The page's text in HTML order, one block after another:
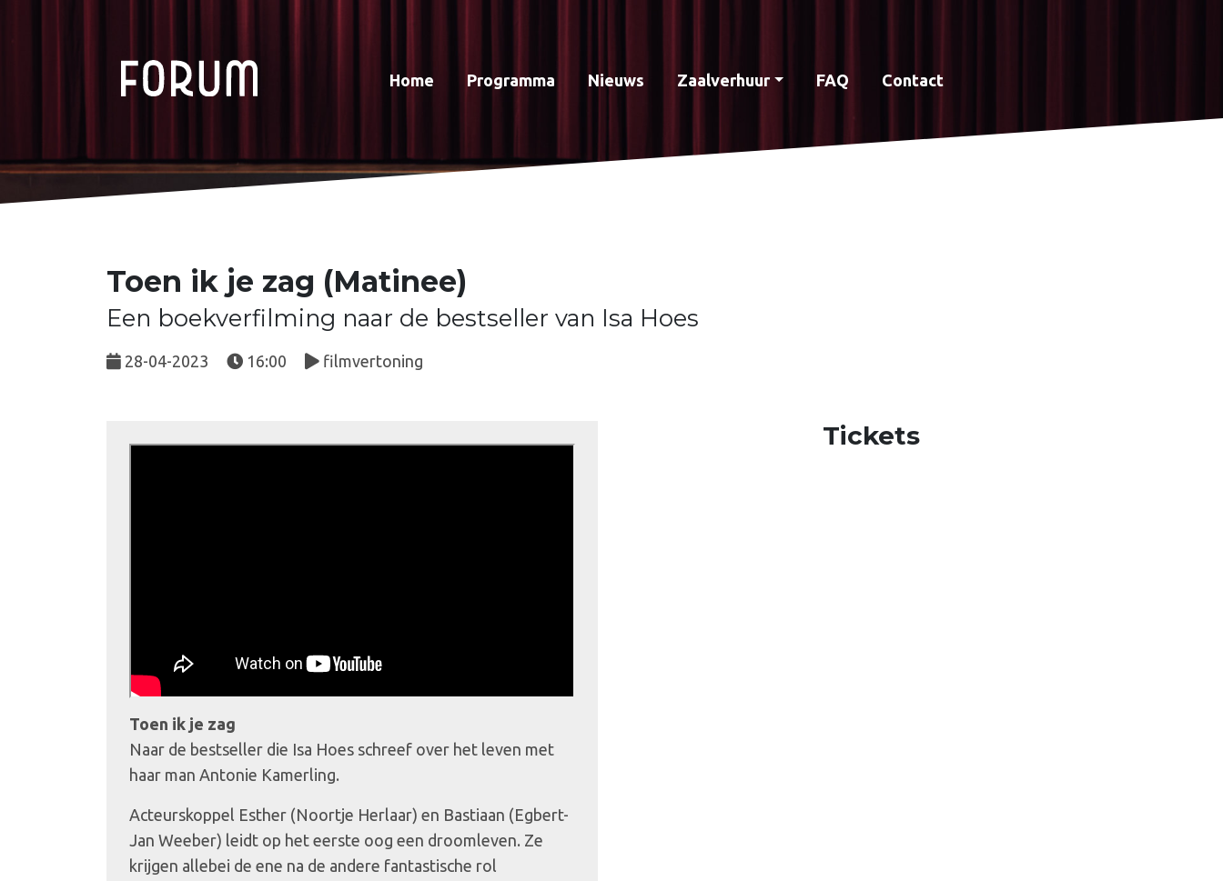
Home Programma Nieuws Zaalverhuur FAQ Contact
Toen ik je zag (Matinee)
Een boekverfilming naar de bestseller van Isa Hoes
28-04-2023 16:00 filmvertoning
Toen ik je zag
Naar de bestseller die Isa Hoes schreef over het leven met
haar man Antonie Kamerling.
Acteurskoppel Esther (Noortje Herlaar) en Bastiaan (Egbert-
Jan Weeber) leidt op het eerste oog een droomleven. Ze
krijgen allebei de ene na de andere fantastische rol
Tickets